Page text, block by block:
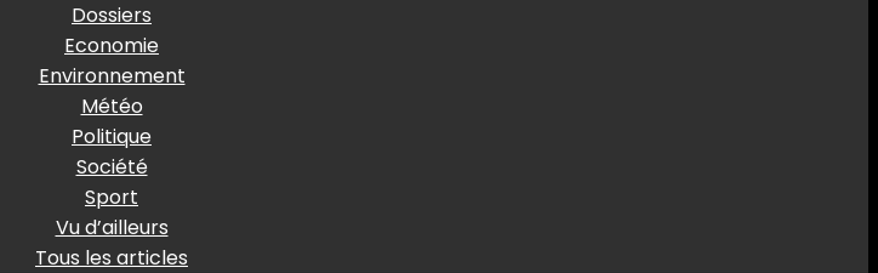
Dossiers
Economie
Environnement
Météo
Politique
Société
Sport
Vu d’ailleurs
Tous les articles